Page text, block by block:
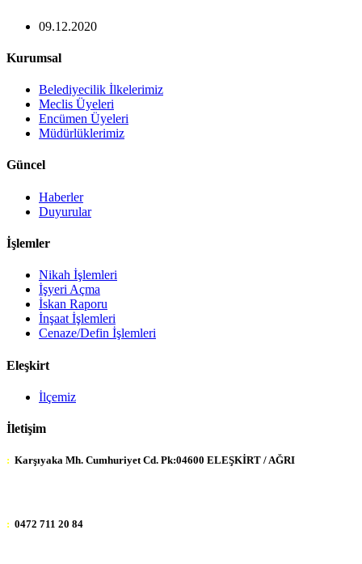
09.12.2020
Kurumsal
Belediyecilik İlkelerimiz
Meclis Üyeleri
Encümen Üyeleri
Müdürlüklerimiz
Güncel
Haberler
Duyurular
İşlemler
Nikah İşlemleri
İşyeri Açma
İskan Raporu
İnşaat İşlemleri
Cenaze/Defin İşlemleri
Eleşkirt
İlçemiz
İletişim
: Karşıyaka Mh. Cumhuriyet Cd. Pk:04600 ELEŞKİRT / AĞRI
: 0472 711 20 84